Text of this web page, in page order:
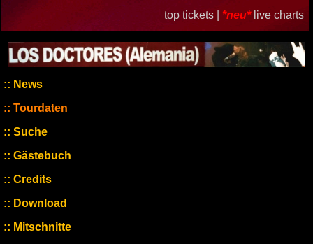
top tickets | *neu* live charts
News
Tourdaten
Suche
Gästebuch
Credits
Download
Mitschnitte